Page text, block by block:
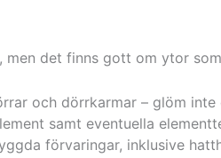
men det finns gott om ytor
och dörrkarmar – glöm inte
samt eventuella
förvaringar, inklusive